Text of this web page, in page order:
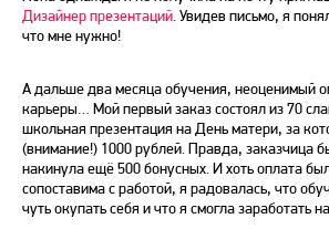
Дизайнер презентаций . Увидев письмо, я
что мне нужно!
А дальше два месяца обучения, неоценимый
карьеры… Мой первый заказ состоял из 70
школьная презентация на День матери, за
(внимание!) 1000 рублей. Правда, заказчица
накинула ещё 500 бонусных. И хоть оплата
сопоставима с работой, я радовалась, что
чуть окупать себя и что я смогла заработать